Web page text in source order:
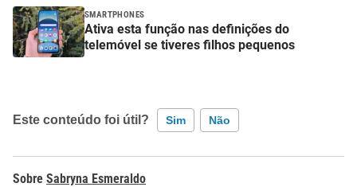
SMARTPHONES
Ativa esta função nas definições do
telemóvel se tiveres filhos pequenos
Este conteúdo foi útil? Sim Não
Sabryna Esmeraldo